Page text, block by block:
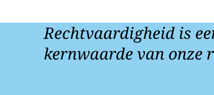
Rechtvaardigheid is
kernwaarde van onze